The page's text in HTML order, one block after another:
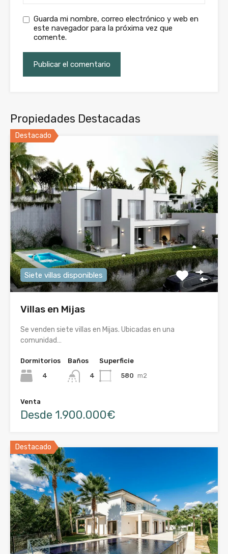
Guarda mi nombre, correo electrónico y web en
este navegador para la próxima vez que
comente.
Propiedades Destacadas
Destacado
Siete villas disponibles
Villas en Mijas
Se venden siete villas en Mijas. Ubicadas en una
comunidad…
Dormitorios
4
Baños
4
Superficie
580 m2
Venta
Desde 1.900.000€
Destacado